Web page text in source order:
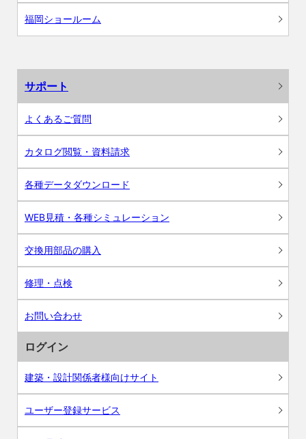
福岡ショールーム
サポート
よくあるご質問
カタログ閲覧・資料請求
各種データダウンロード
WEB見積・各種シミュレーション
交換用部品の購入
修理・点検
お問い合わせ
ログイン
建築・設計関係者様向けサイト
ユーザー登録サービス